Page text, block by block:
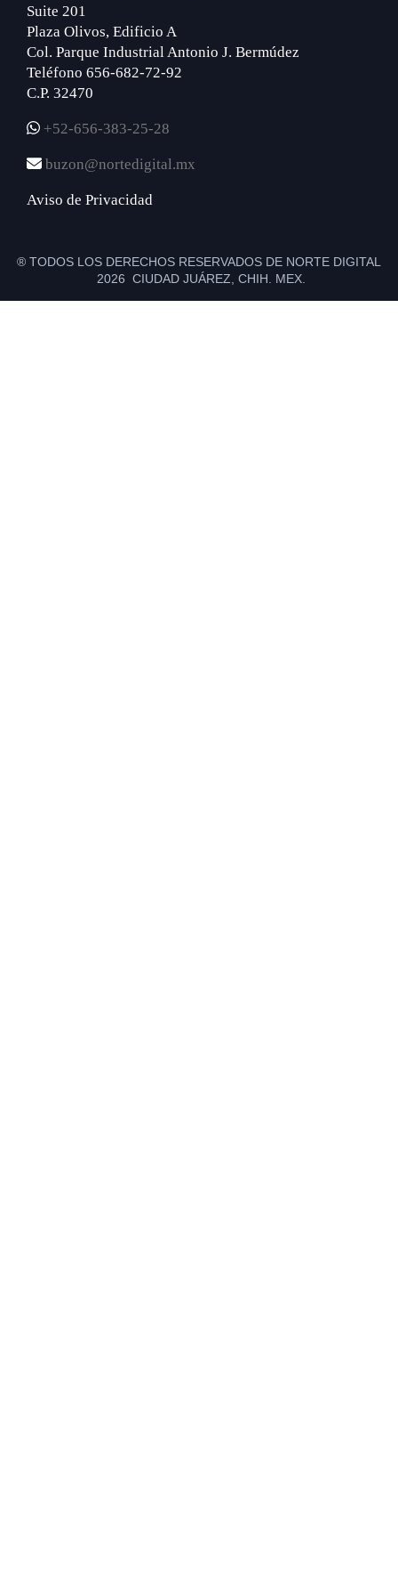
Suite 201
Plaza Olivos, Edificio A
Col. Parque Industrial Antonio J. Bermúdez
Teléfono 656-682-72-92
C.P. 32470
+52-656-383-25-28
buzon@nortedigital.mx
Aviso de Privacidad
® TODOS LOS DERECHOS RESERVADOS DE NORTE DIGITAL
2026 CIUDAD JUÁREZ, CHIH. MEX.